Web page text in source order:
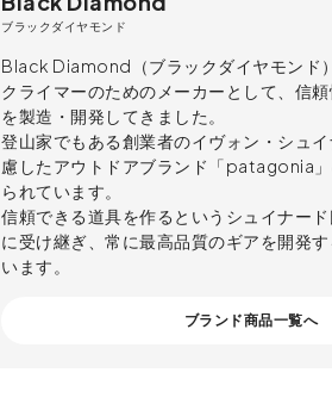
ブラックダイヤモンド
Black Diamond（ブラックダイヤモンド
クライマーのためのメーカーとして、信
を製造・開発してきました。
登山家でもある創業者のイヴォン・シュ
慮したアウトドアブランド「patagonia
られています。
信頼できる道具を作るというシュイナー
に受け継ぎ、常に最高品質のギアを開発
います。
ブランド商品一覧へ